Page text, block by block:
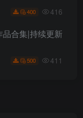
400 416
合集|持续更新
500 411